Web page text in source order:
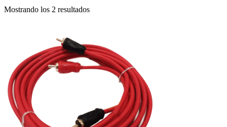
Mostrando los 2 resultados